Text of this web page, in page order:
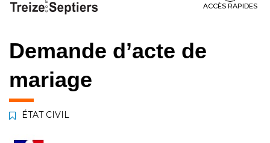
contenu
pied
ACCÈS RAPIDES
Demande d’acte de
mariage
ÉTAT CIVIL